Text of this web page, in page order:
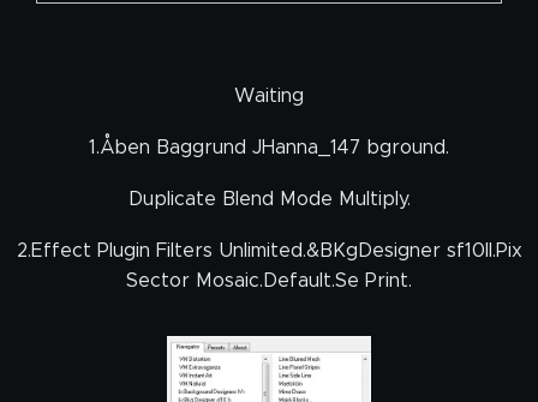
Waiting
1.Åben Baggrund JHanna_147 bground.
Duplicate Blend Mode Multiply.
2.Effect Plugin Filters Unlimited.&BKgDesigner sf10II.Pix
Sector Mosaic.Default.Se Print.